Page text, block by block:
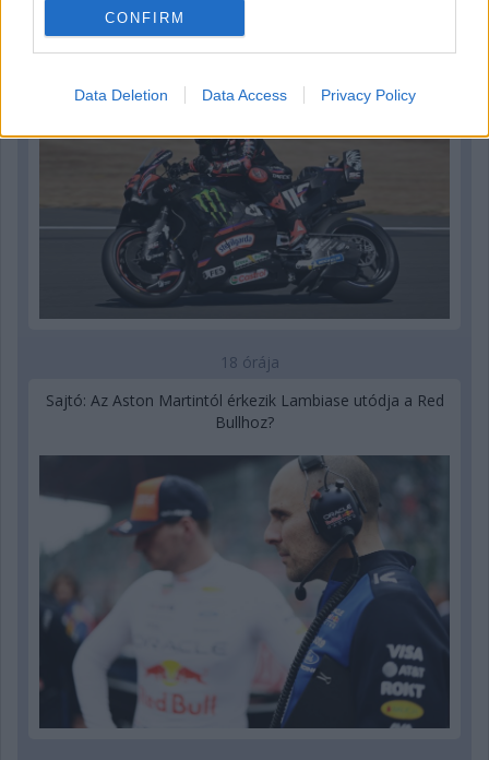
CONFIRM
Data Deletion Data Access Privacy Policy
MotoGP: Bezzecchi közel egy másodpercet javított a
körrekordon
18 órája
Sajtó: Az Aston Martintól érkezik Lambiase utódja a Red
Bullhoz?